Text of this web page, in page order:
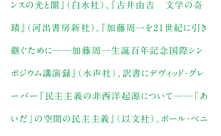
ンスの光と闇』（白水社）、『古井由吉 文学の奇
蹟』（河出書房新社）、『加藤周一を21世紀に引き
継ぐために──加藤周一生誕百年記念国際シン
ポジウム講演録』（水声社）、訳書にデヴィッド・グレ
ーバー『民主主義の非西洋起源について──「あ
いだ」の空間の民主主義』（以文社）、ポール・ベニ